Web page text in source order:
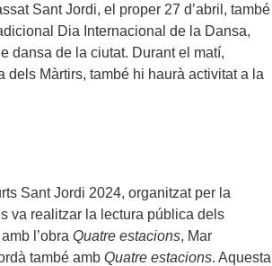
Sant Jordi, el proper 27 d’abril, també
Dia Internacional de la Dansa,
dansa de la ciutat. Durant el matí,
dels Màrtirs, també hi haurà activitat a la
Sant Jordi 2024, organitzat per la
va realitzar la lectura pública dels
amb l’obra Quatre estacions, Mar
també amb Quatre estacions. Aquesta